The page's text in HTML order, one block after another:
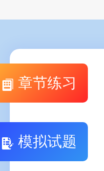
章节练习
模拟试题